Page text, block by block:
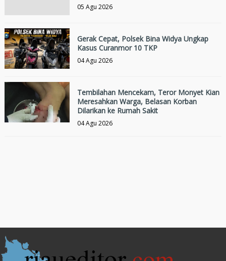
05 Agu 2026
Gerak Cepat, Polsek Bina Widya Ungkap
Kasus Curanmor 10 TKP
04 Agu 2026
Tembilahan Mencekam, Teror Monyet Kian
Meresahkan Warga, Belasan Korban
Dilarikan ke Rumah Sakit
04 Agu 2026